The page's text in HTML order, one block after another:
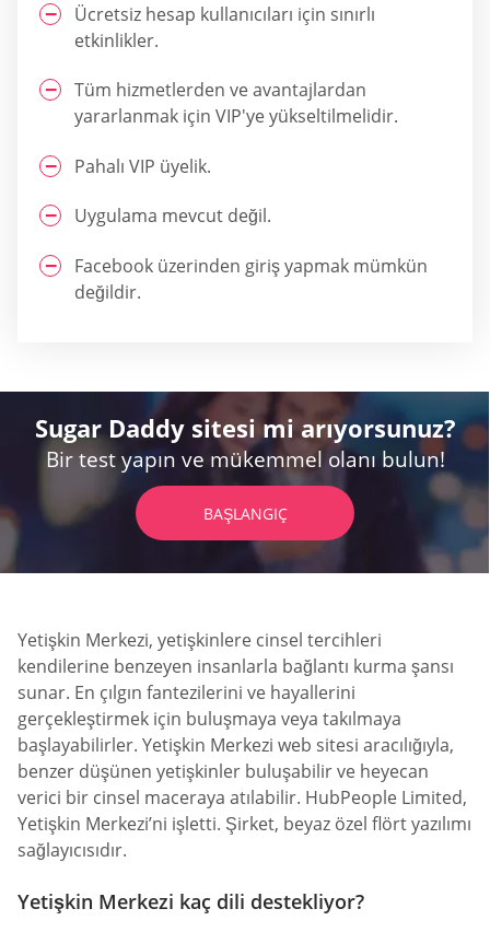
Ücretsiz hesap kullanıcıları için sınırlı
etkinlikler.
Tüm hizmetlerden ve avantajlardan
yararlanmak için VIP'ye yükseltilmelidir.
Pahalı VIP üyelik.
Uygulama mevcut değil.
Facebook üzerinden giriş yapmak mümkün
değildir.
Sugar Daddy sitesi mi arıyorsunuz?
Bir test yapın ve mükemmel olanı bulun!
BAŞLANGIÇ
Yetişkin Merkezi, yetişkinlere cinsel tercihleri
kendilerine benzeyen insanlarla bağlantı kurma şansı
sunar. En çılgın fantezilerini ve hayallerini
gerçekleştirmek için buluşmaya veya takılmaya
başlayabilirler. Yetişkin Merkezi web sitesi aracılığıyla,
benzer düşünen yetişkinler buluşabilir ve heyecan
verici bir cinsel maceraya atılabilir. HubPeople Limited,
Yetişkin Merkezi’ni işletti. Şirket, beyaz özel flört yazılımı
sağlayıcısıdır.
Yetişkin Merkezi kaç dili destekliyor?